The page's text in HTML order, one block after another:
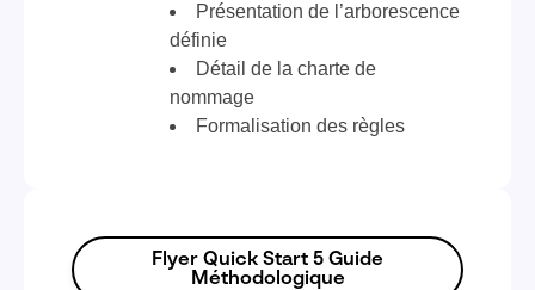
Présentation de l’arborescence
définie
Détail de la charte de
nommage
Formalisation des règles
Flyer Quick Start 5 Guide
Méthodologique